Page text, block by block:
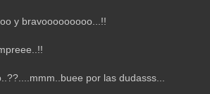
y bravooooooooo...!!
por las dudasss...